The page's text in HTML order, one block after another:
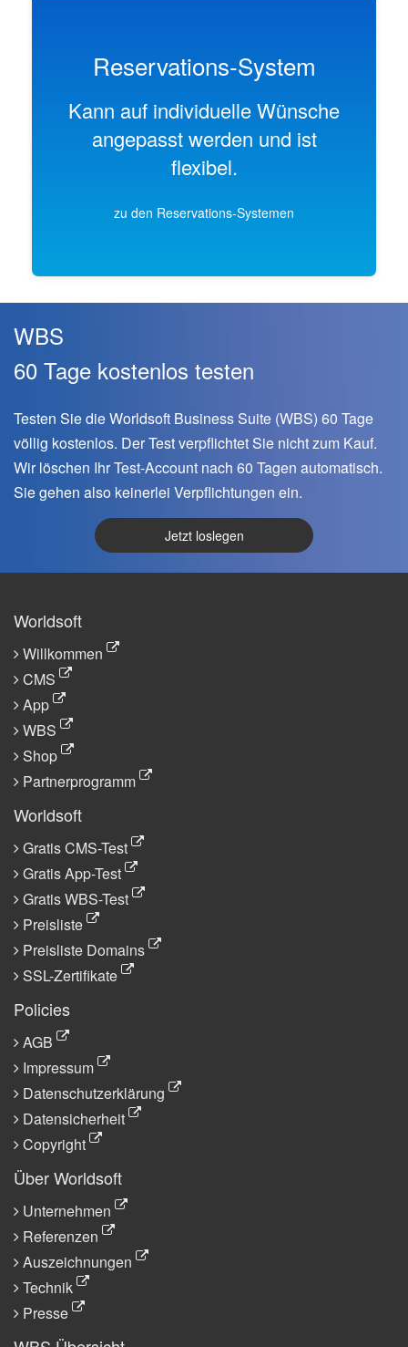
Reservations-System
Kann auf individuelle Wünsche
angepasst werden und ist
flexibel.
zu den Reservations-Systemen
WBS
60 Tage kostenlos testen
Testen Sie die Worldsoft Business Suite (WBS) 60 Tage
völlig kostenlos. Der Test verpflichtet Sie nicht zum Kauf.
Wir löschen Ihr Test-Account nach 60 Tagen automatisch.
Sie gehen also keinerlei Verpflichtungen ein.
Jetzt loslegen
Worldsoft
Willkommen
CMS
App
WBS
Shop
Partnerprogramm
Worldsoft
Gratis CMS-Test
Gratis App-Test
Gratis WBS-Test
Preisliste
Preisliste Domains
SSL-Zertifikate
Policies
AGB
Impressum
Datenschutzerklärung
Datensicherheit
Copyright
Über Worldsoft
Unternehmen
Referenzen
Auszeichnungen
Technik
Presse